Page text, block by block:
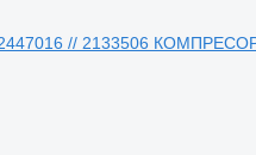
// 2133506